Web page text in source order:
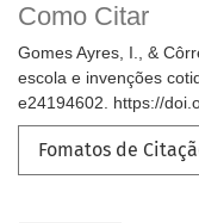
Como Citar
Gomes Ayres, I., &
escola e invenções
e24194602. https://
Fomatos de